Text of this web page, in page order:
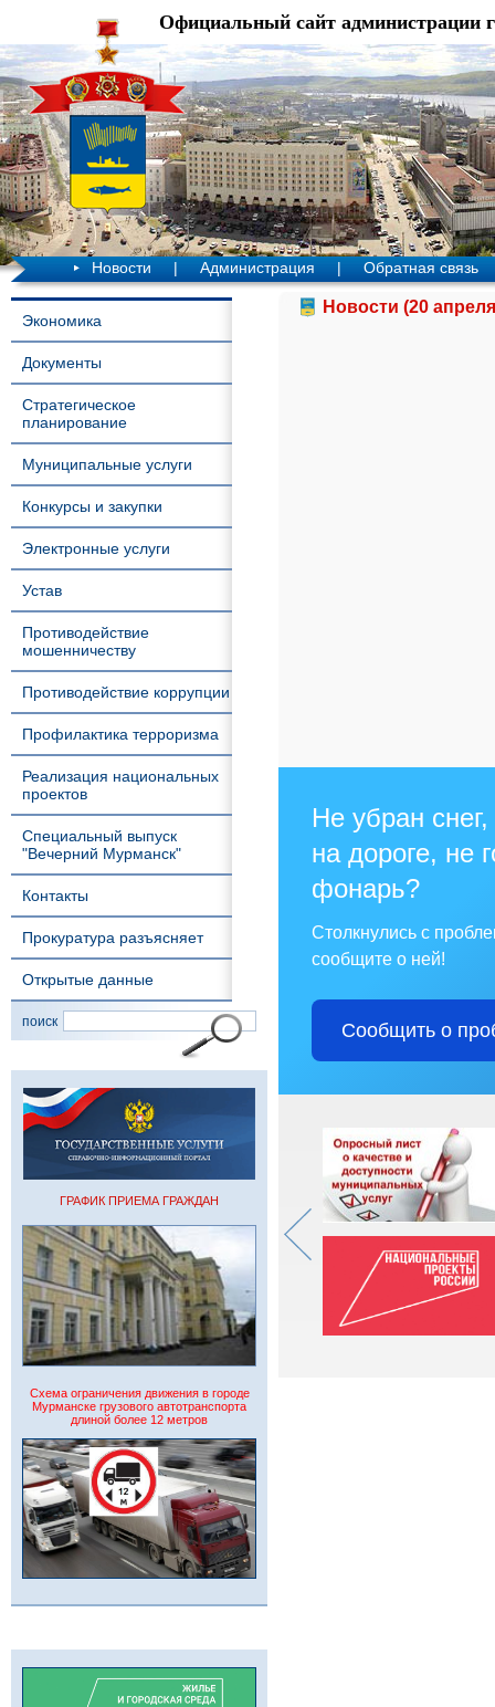
Официальный сайт администрации
Новости | Администрация | Обратная связь
Экономика
Документы
Стратегическое
планирование
Муниципальные услуги
Конкурсы и закупки
Электронные услуги
Устав
Противодействие
мошенничеству
Противодействие коррупции
Профилактика терроризма
Реализация национальных
проектов
Специальный выпуск
"Вечерний Мурманск"
Контакты
Прокуратура разъясняет
Открытые данные
поиск
ГРАФИК ПРИЕМА ГРАЖДАН
Схема ограничения движения в городе
Мурманске грузового автотранспорта
длиной более 12 метров
Новости (20
Не убран
на дороге, не
фонарь?
Столкнулись с
сообщите о ней!
Сообщить о